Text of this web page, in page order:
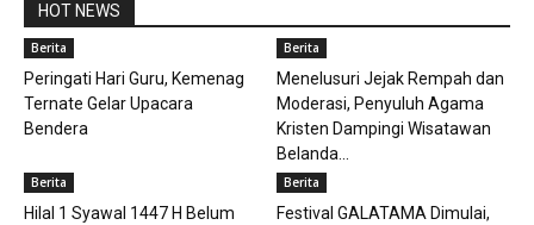
HOT NEWS
Berita
Peringati Hari Guru, Kemenag
Ternate Gelar Upacara
Bendera
Berita
Menelusuri Jejak Rempah dan
Moderasi, Penyuluh Agama
Kristen Dampingi Wisatawan
Belanda...
Berita
Hilal 1 Syawal 1447 H Belum
Berita
Festival GALATAMA Dimulai,